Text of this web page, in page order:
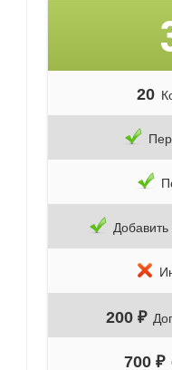
20
200 ₽
700 ₽